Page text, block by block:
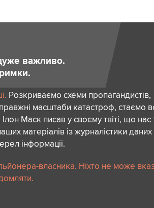
важливо.
Розкриваємо схеми пропагандистів,
масштаби катастроф, стаємо
Маск писав у своєму твіті, що нас
матеріалів із журналістики даних
інформації.
власника. Ніхто не може